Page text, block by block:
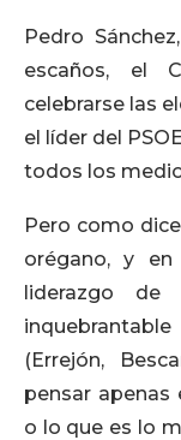
Pedro
escaños, el
celebrarse las
el líder del
todos los
Pero como
orégano, y
liderazgo
(Errejón,
pensar apenas
o lo que es lo